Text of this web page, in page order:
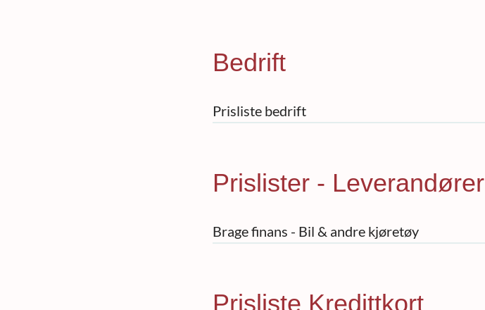
Bedrift
Prisliste bedrift
Prislister - Leverandører
Brage finans - Bil & andre kjøretøy
Prisliste Kredittkort